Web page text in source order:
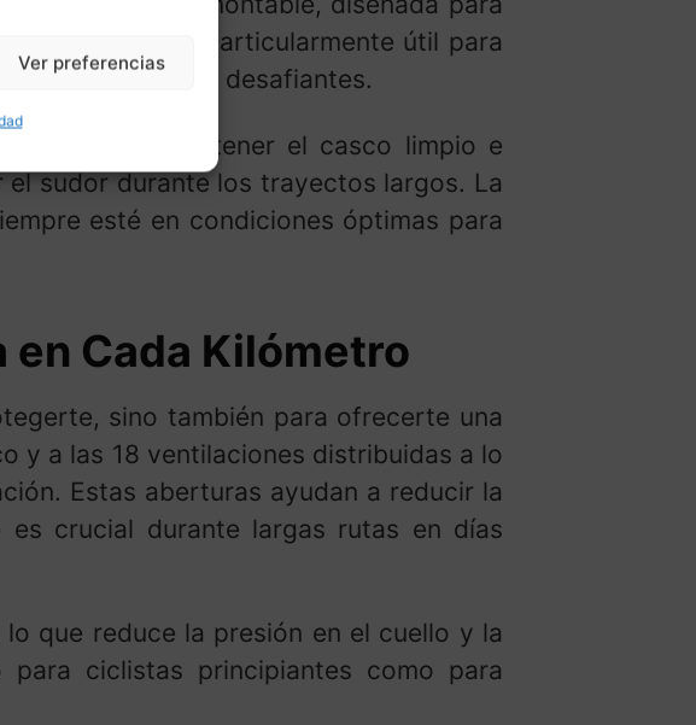
Ver preferencias
visera es particularmente útil para
cambiantes y desafiantes.
ayuda a mantener el casco limpio e
sudor durante los trayectos largos. La
esté en condiciones óptimas para
Cada Kilómetro
sino también para ofrecerte una
y a las 18 ventilaciones distribuidas a lo
Estas aberturas ayudan a reducir la
crucial durante largas rutas en días
que reduce la presión en el cuello y la
ciclistas principiantes como para